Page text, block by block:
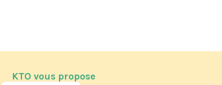
KTO vous propose